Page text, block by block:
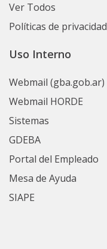
Ver Todos
Políticas de privacidad
Uso Interno
Webmail (gba.gob.ar)
Webmail HORDE
Sistemas
GDEBA
Portal del Empleado
Mesa de Ayuda
SIAPE